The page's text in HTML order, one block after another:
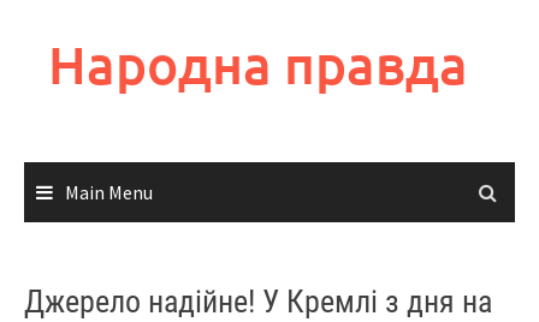
contentНародна правда
Main Menu
Джерело надійне! У Кремлі з дня на